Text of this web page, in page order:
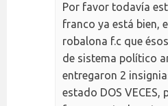
Por favor todavía
franco ya está bien,
robalona f.c que
de sistema político
entregaron 2
estado DOS VECES,